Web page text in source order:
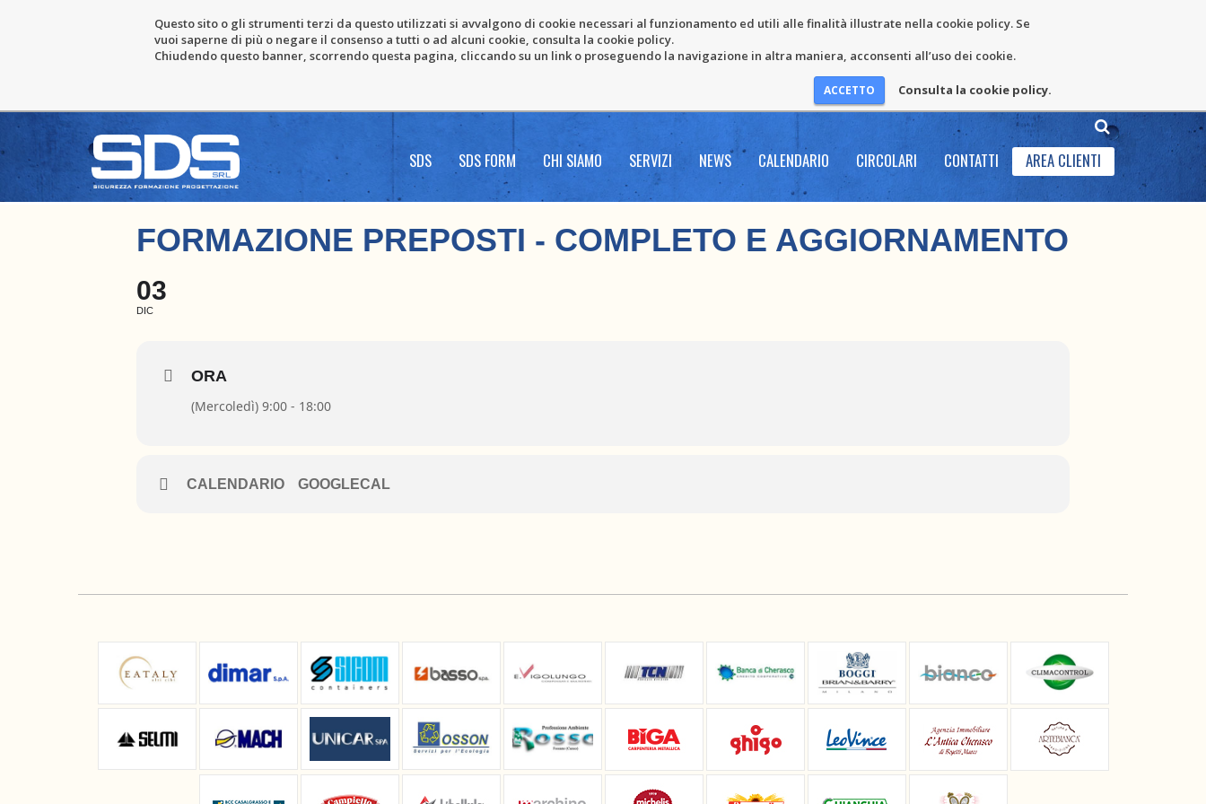
Questo sito o gli strumenti terzi da questo utilizzati si avvalgono di cookie necessari al funzionamento ed utili alle finalità illustrate nella cookie policy. Se
vuoi saperne di più o negare il consenso a tutti o ad alcuni cookie, consulta la cookie policy.
Chiudendo questo banner, scorrendo questa pagina, cliccando su un link o proseguendo la navigazione in altra maniera, acconsenti all’uso dei cookie.
Consulta la cookie policy.
SDS SDS FORM CHI SIAMO SERVIZI NEWS CALENDARIO CIRCOLARI CONTATTI AREA CLIENTI
FORMAZIONE PREPOSTI - COMPLETO E AGGIORNAMENTO
03
DIC
ORA
(Mercoledì) 9:00 - 18:00
CALENDARIO GOOGLECAL